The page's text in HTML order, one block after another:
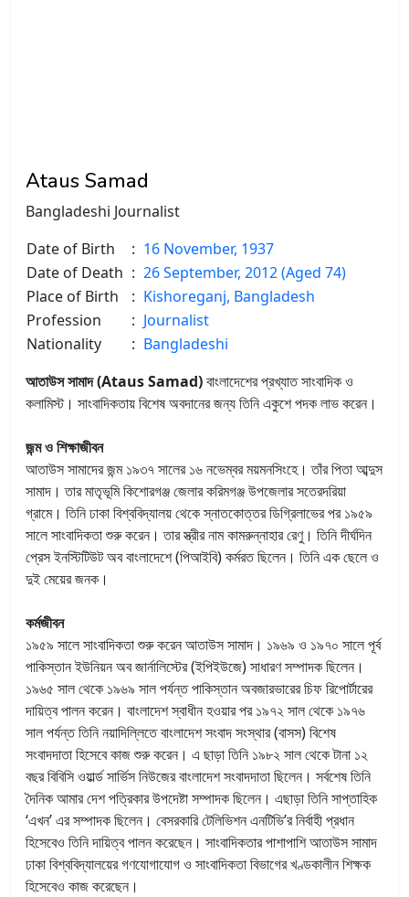
Ataus Samad
Bangladeshi Journalist
Date of Birth
: 16 November, 1937
Date of Death : 26 September, 2012 (Aged 74)
Place of Birth
: Kishoreganj, Bangladesh
Profession
: Journalist
Nationality
: Bangladeshi
আতাউস সামাদ (Ataus Samad)বাংলাদেশের প্রখ্যাত সাংবাদিক ও
কলামিস্ট। সাংবাদিকতায় বিশেষ অবদানের জন্য তিনি একুশে পদক লাভ করেন।
জন্ম ও শিক্ষাজীবন
আতাউস সামাদের জন্ম ১৯৩৭ সালের ১৬ নভেম্বর ময়মনসিংহে। তাঁর পিতা আব্দুস
সামাদ। তার মাতৃভূমি কিশোরগঞ্জ জেলার করিমগঞ্জ উপজেলার সতেরদরিয়া
গ্রামে। তিনি ঢাকা বিশ্ববিদ্যালয় থেকে স্নাতকোত্তর ডিগ্রিলাভের পর ১৯৫৯
সালে সাংবাদিকতা শুরু করেন। তার স্ত্রীর নাম কামরুন্নাহার রেণু। তিনি দীর্ঘদিন
প্রেস ইনস্টিটিউট অব বাংলাদেশে (পিআইবি) কর্মরত ছিলেন। তিনি এক ছেলে ও
দুই মেয়ের জনক।
কর্মজীবন
১৯৫৯ সালে সাংবাদিকতা শুরু করেন আতাউস সামাদ। ১৯৬৯ ও ১৯৭০ সালে পূর্ব
পাকিস্তান ইউনিয়ন অব জার্নালিস্টের (ইপিইউজে) সাধারণ সম্পাদক ছিলেন।
১৯৬৫ সাল থেকে ১৯৬৯ সাল পর্যন্ত পাকিস্তান অবজারভারের চিফ রিপোর্টারের
দায়িত্ব পালন করেন। বাংলাদেশ স্বাধীন হওয়ার পর ১৯৭২ সাল থেকে ১৯৭৬
সাল পর্যন্ত তিনি নয়াদিল্লিতে বাংলাদেশ সংবাদ সংস্থার (বাসস) বিশেষ
সংবাদদাতা হিসেবে কাজ শুরু করেন। এ ছাড়া তিনি ১৯৮২ সাল থেকে টানা ১২
বছর বিবিসি ওয়ার্ল্ড সার্ভিস নিউজের বাংলাদেশ সংবাদদাতা ছিলেন। সর্বশেষ তিনি
দৈনিক আমার দেশ পত্রিকার উপদেষ্টা সম্পাদক ছিলেন। এছাড়া তিনি সাপ্তাহিক
‘এখন’ এর সম্পাদক ছিলেন। বেসরকারি টেলিভিশন এনটিভি’র নির্বাহী প্রধান
হিসেবেও তিনি দায়িত্ব পালন করেছেন। সাংবাদিকতার পাশাপাশি আতাউস সামাদ
ঢাকা বিশ্ববিদ্যালয়ের গণযোগাযোগ ও সাংবাদিকতা বিভাগের খণ্ডকালীন শিক্ষক
হিসেবেও কাজ করেছেন।